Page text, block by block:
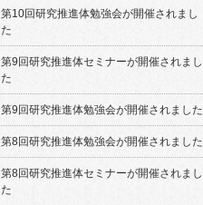
第10回研究推進体勉強会が開催されまし
た
第9回研究推進体セミナーが開催されまし
た
第9回研究推進体勉強会が開催されました
第8回研究推進体勉強会が開催されました
第8回研究推進体セミナーが開催されまし
た